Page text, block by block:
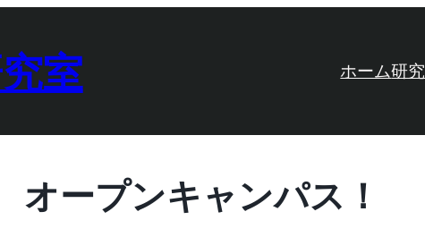
室 ホーム研究
オープンキャンパス！